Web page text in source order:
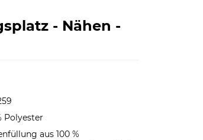
- Nähen -
Polyester
aus 100 %